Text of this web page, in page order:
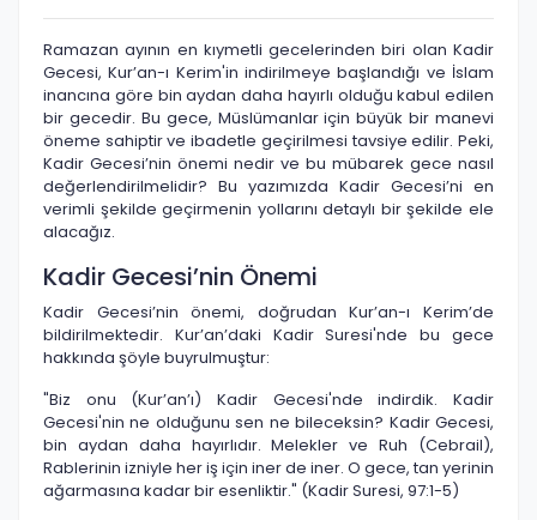
Ramazan ayının en kıymetli gecelerinden biri olan Kadir
Gecesi, Kur’an-ı Kerim'in indirilmeye başlandığı ve İslam
inancına göre bin aydan daha hayırlı olduğu kabul edilen
bir gecedir. Bu gece, Müslümanlar için büyük bir manevi
öneme sahiptir ve ibadetle geçirilmesi tavsiye edilir. Peki,
Kadir Gecesi’nin önemi nedir ve bu mübarek gece nasıl
değerlendirilmelidir? Bu yazımızda Kadir Gecesi’ni en
verimli şekilde geçirmenin yollarını detaylı bir şekilde ele
alacağız.
Kadir Gecesi’nin Önemi
Kadir Gecesi’nin önemi, doğrudan Kur’an-ı Kerim’de
bildirilmektedir. Kur’an’daki Kadir Suresi'nde bu gece
hakkında şöyle buyrulmuştur:
"Biz onu (Kur’an’ı) Kadir Gecesi'nde indirdik. Kadir
Gecesi'nin ne olduğunu sen ne bileceksin? Kadir Gecesi,
bin aydan daha hayırlıdır. Melekler ve Ruh (Cebrail),
Rablerinin izniyle her iş için iner de iner. O gece, tan yerinin
ağarmasına kadar bir esenliktir." (Kadir Suresi, 97:1-5)